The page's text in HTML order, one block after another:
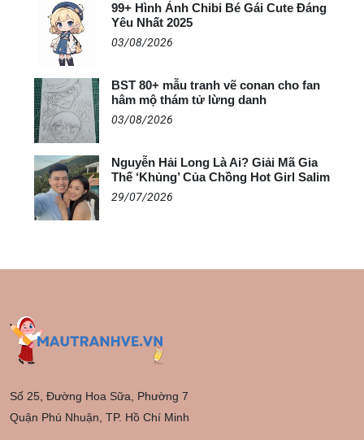
99+ Hình Ảnh Chibi Bé Gái Cute Đáng
Yêu Nhất 2025
03/08/2026
BST 80+ mẫu tranh vẽ conan cho fan
hâm mộ thám tử lừng danh
03/08/2026
Nguyễn Hải Long Là Ai? Giải Mã Gia
Thế ‘Khủng’ Của Chồng Hot Girl Salim
29/07/2026
Số 25, Đường Hoa Sữa, Phường 7
Quận Phú Nhuận, TP. Hồ Chí Minh